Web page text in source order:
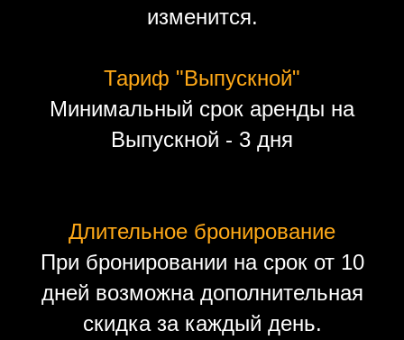
изменится.
Тариф "Выпускной"
Минимальный срок аренды на
Выпускной - 3 дня
Длительное бронирование
При бронировании на срок от 10
дней возможна дополнительная
скидка за каждый день.